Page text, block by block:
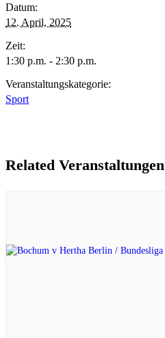
Datum:
12. April, 2025
Zeit:
1:30 p.m. - 2:30 p.m.
Veranstaltungskategorie:
Sport
Related Veranstaltungen